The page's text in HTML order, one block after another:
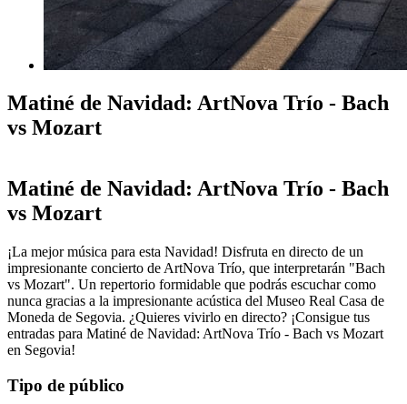
Matiné de Navidad: ArtNova Trío - Bach
vs Mozart
Matiné de Navidad: ArtNova Trío - Bach
vs Mozart
¡La mejor música para esta Navidad! Disfruta en directo de un
impresionante concierto de ArtNova Trío, que interpretarán "Bach
vs Mozart". Un repertorio formidable que podrás escuchar como
nunca gracias a la impresionante acústica del Museo Real Casa de
Moneda de Segovia. ¿Quieres vivirlo en directo? ¡Consigue tus
entradas para Matiné de Navidad: ArtNova Trío - Bach vs Mozart
en Segovia!
Tipo de público